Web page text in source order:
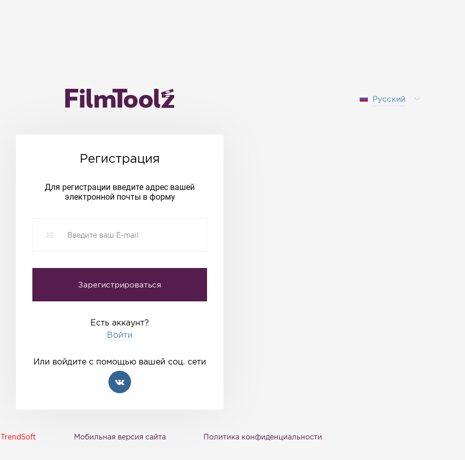
Русский
Регистрация
Для регистрации введите адрес вашей
электронной почты в форму
Есть аккаунт?
Войти
Или войдите с помощью вашей соц. сети
TrendSoft Мобильная версия сайта Политика конфиденциальности